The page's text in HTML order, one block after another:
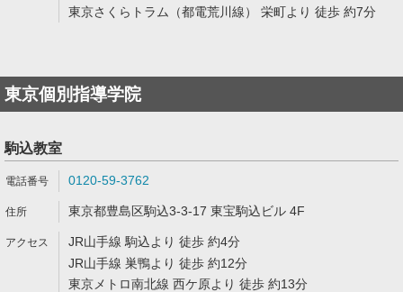
東京さくらトラム（都電荒川線） 栄町より 徒歩 約7分
東京個別指導学院
駒込教室
0120-59-3762
東京都豊島区駒込3-3-17 東宝駒込ビル 4F
JR山手線 駒込より 徒歩 約4分
JR山手線 巣鴨より 徒歩 約12分
東京メトロ南北線 西ケ原より 徒歩 約13分